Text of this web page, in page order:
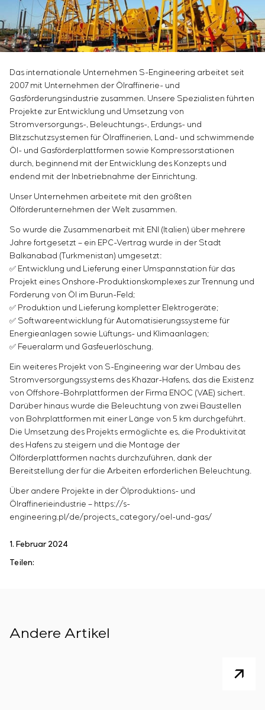
Inbetriebnahme und Schulung des
Kundenpersonals
Projektmanagement
Outsourcing
Beratungsdienstleistungen
Individuelle Entwicklung und Prüfung mit
anschließender Zertifizierung von
Schaltschrankanlagen mit besonderen
Anforderungen an Zuverlässigkeit, Qualität und
Betriebsbedingungen
Entwicklung mathematischer Modelle von
Steuerungsobjekten
Entwicklung spezieller Algorithmen für optimale
und garantierte Steuerung mit anschließender
Inbetriebnahme vor Ort
standardmäßiger Kaskaden- und mehrstufiger
Struktur mit statischen und adaptiven
Einstellparametern
Energieaudit
Infrastruktur
Chemische Industrie
Zementindustrie
Sivacon S8
Simoprime
Lokale Filter
Schrankfilter
Schieberabsperrungen
Übergangsklappen
Stellenangebote
Praktikum
Veteranen
KONTAKTE
Das internationale Unternehmen S-Engineering arbeitet seit
2007 mit Unternehmen der Ölraffinerie- und
Gasförderungsindustrie zusammen. Unsere Spezialisten führten
Projekte zur Entwicklung und Umsetzung von
Stromversorgungs-, Beleuchtungs-, Erdungs- und
Blitzschutzsystemen für Ölraffinerien, Land- und schwimmende
Öl- und Gasförderplattformen sowie Kompressorstationen
durch, beginnend mit der Entwicklung des Konzepts und
endend mit der Inbetriebnahme der Einrichtung.
Unser Unternehmen arbeitete mit den größten
Ölförderunternehmen der Welt zusammen.
So wurde die Zusammenarbeit mit ENI (Italien) über mehrere
Jahre fortgesetzt – ein EPC-Vertrag wurde in der Stadt
Balkanabad (Turkmenistan) umgesetzt:
✅️ Entwicklung und Lieferung einer Umspannstation für das
Projekt eines Onshore-Produktionskomplexes zur Trennung und
Förderung von Öl im Burun-Feld;
✅️ Produktion und Lieferung kompletter Elektrogeräte;
✅️ Softwareentwicklung für Automatisierungssysteme für
Energieanlagen sowie Lüftungs- und Klimaanlagen;
✅️ Feueralarm und Gasfeuerlöschung.
Ein weiteres Projekt von S-Engineering war der Umbau des
Stromversorgungssystems des Khazar-Hafens, das die Existenz
von Offshore-Bohrplattformen der Firma ENOC (VAE) sichert.
Darüber hinaus wurde die Beleuchtung von zwei Baustellen
von Bohrplattformen mit einer Länge von 5 km durchgeführt.
Die Umsetzung des Projekts ermöglichte es, die Produktivität
des Hafens zu steigern und die Montage der
Ölförderplattformen nachts durchzuführen, dank der
Bereitstellung der für die Arbeiten erforderlichen Beleuchtung.
Über andere Projekte in der Ölproduktions- und
Ölraffinerieindustrie – https://s-
engineering.pl/de/projects_category/oel-und-gas/
1. Februar 2024
Teilen:
Andere Artikel